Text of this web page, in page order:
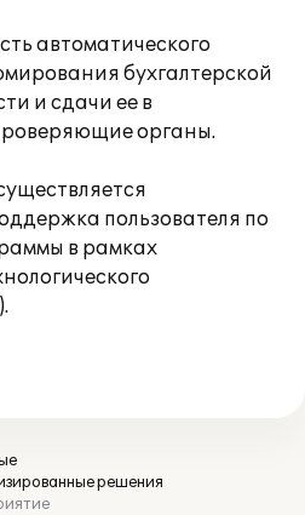
автоматического
бухгалтерской
и сдачи ее в
органы.
пользователя по
в рамках
решения